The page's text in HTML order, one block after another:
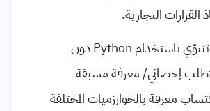
القرارات التجارية.
إنشاء نموذج تنبؤي باستخدام Python دون
إحصائي/ معرفة مسبقة
معرفة بالخوارزميات المختلفة